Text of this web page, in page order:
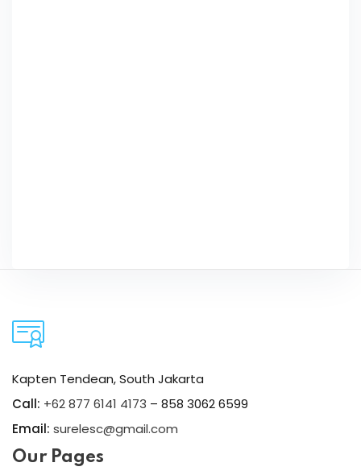
Kapten Tendean, South Jakarta
Call: +62 877 6141 4173 – 858 3062 6599
Email: surelesc@gmail.com
Our Pages